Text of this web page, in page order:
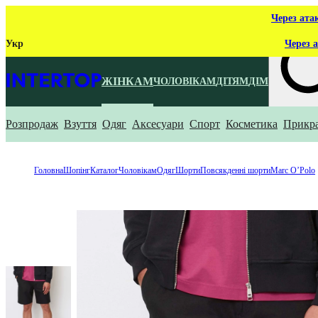
Через
Укр Через
ЖІНКАМЧОЛОВІКАМДІТЯМДІМ
Що ти
Розпродаж Взуття Одяг Аксесуари Спорт Косметика
ГоловнаШопінгКаталогЧоловікамОдягШортиПовсякденні шортиMarc O’Polo